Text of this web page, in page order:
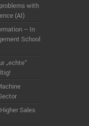
with
(AI)
– In
School
„echte“
Sales